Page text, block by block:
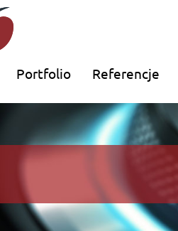
Portfolio Referencje